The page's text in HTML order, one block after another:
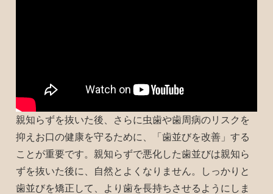
親知らずを抜いた後、さらに虫歯や歯周病のリスクを
抑えお口の健康を守るために、「歯並びを改善」する
ことが重要です。親知らずで悪化した歯並びは親知ら
ずを抜いた後に、自然とよくなりません。しっかりと
歯並びを矯正して、より歯を長持ちさせるようにしま